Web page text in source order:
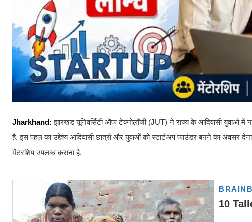
Jharkhand: झारखंड यूनिवर्सिटी ऑफ टेक्नोलॉजी (JUT) ने राज्य के आदिवासी युवाओं में
है. इस पहल का उद्देश्य आदिवासी छात्रों और युवाओं को स्टार्टअप फाउंडर बनने का अवसर
मेंटरशिप उपलब्ध कराना है.